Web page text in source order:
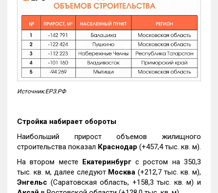
Источник:ЕРЗ.РФ
Стройка набирает обороты
Наибольший прирост объемов жилищного
строительства показал Краснодар (+457,4 тыс. кв. м).
На втором месте Екатеринбургс ростом на 350,3
тыс. кв. м, далее следуют Москва (+212,7 тыс. кв. м),
Энгельс (Саратовская область, +158,3 тыс. кв. м) и